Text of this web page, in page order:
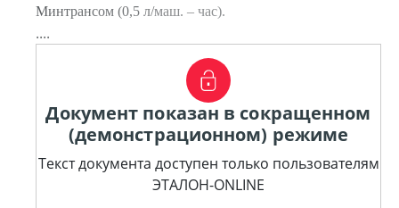
Минтрансом (0,5 л/маш. – час).
....
Документ показан в сокращенном
(демонстрационном) режиме
Текст документа доступен только пользователям
ЭТАЛОН-ONLINE